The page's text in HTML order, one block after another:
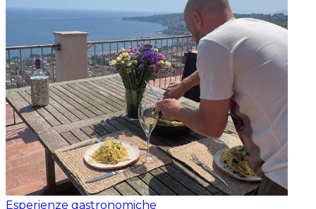
Esperienze gastronomiche